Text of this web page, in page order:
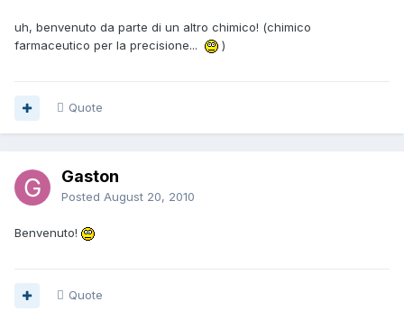
uh, benvenuto da parte di un altro chimico! (chimico
farmaceutico per la precisione...
)
Quote
Gaston
Posted August 20, 2010
Benvenuto!
Quote